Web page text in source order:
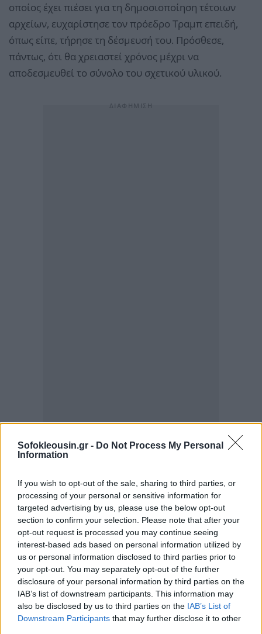
Sofokleousin.gr - Do Not Process My Personal
Information
If you wish to opt-out of the sale, sharing to third parties, or
processing of your personal or sensitive information for
targeted advertising by us, please use the below opt-out
section to confirm your selection. Please note that after your
opt-out request is processed you may continue seeing
interest-based ads based on personal information utilized by
us or personal information disclosed to third parties prior to
your opt-out. You may separately opt-out of the further
disclosure of your personal information by third parties on the
IAB’s list of downstream participants. This information may
also be disclosed by us to third parties on the IAB’s List of
Downstream Participants that may further disclose it to other
οποίος έχει πιέσει για τη δημοσιοποίηση τέτοιων
αρχείων, ευχαρίστησε τον πρόεδρο Τραμπ επειδή,
όπως είπε, τήρησε τη δέσμευσή του. Πρόσθεσε,
πάντως, ότι θα χρειαστεί χρόνος μέχρι να
αποδεσμευθεί το σύνολο του σχετικού υλικού.
μετά την απόφαση της κυβέρνησης Τραμπνα
ανοίξει και άλλα ιστορικά αρχεία υψηλού
δημόσιου ενδιαφέροντος, μεταξύ των οποίων
έγγραφα που συνδέονται με τις δολοφονίες του
Κένεντι , τουΡόμπερτ Κένεντικαι τουΜάρτιν
Λούθερ Κινγκ Τζούνιορ.